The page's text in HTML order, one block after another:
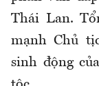
Thái Lan.
mạnh Chủ
sinh động